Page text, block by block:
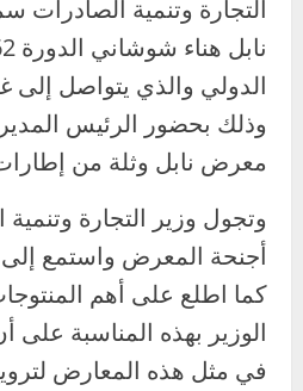
التجارة وتنمية الصادرات
وذلك بحضور الرئيس
معرض نابل وثلة من
وتجول وزير التجارة
أجنحة المعرض واستمع
كما اطلع على أهم
الوزير بهذه المناسبة على
في مثل هذه المعارض